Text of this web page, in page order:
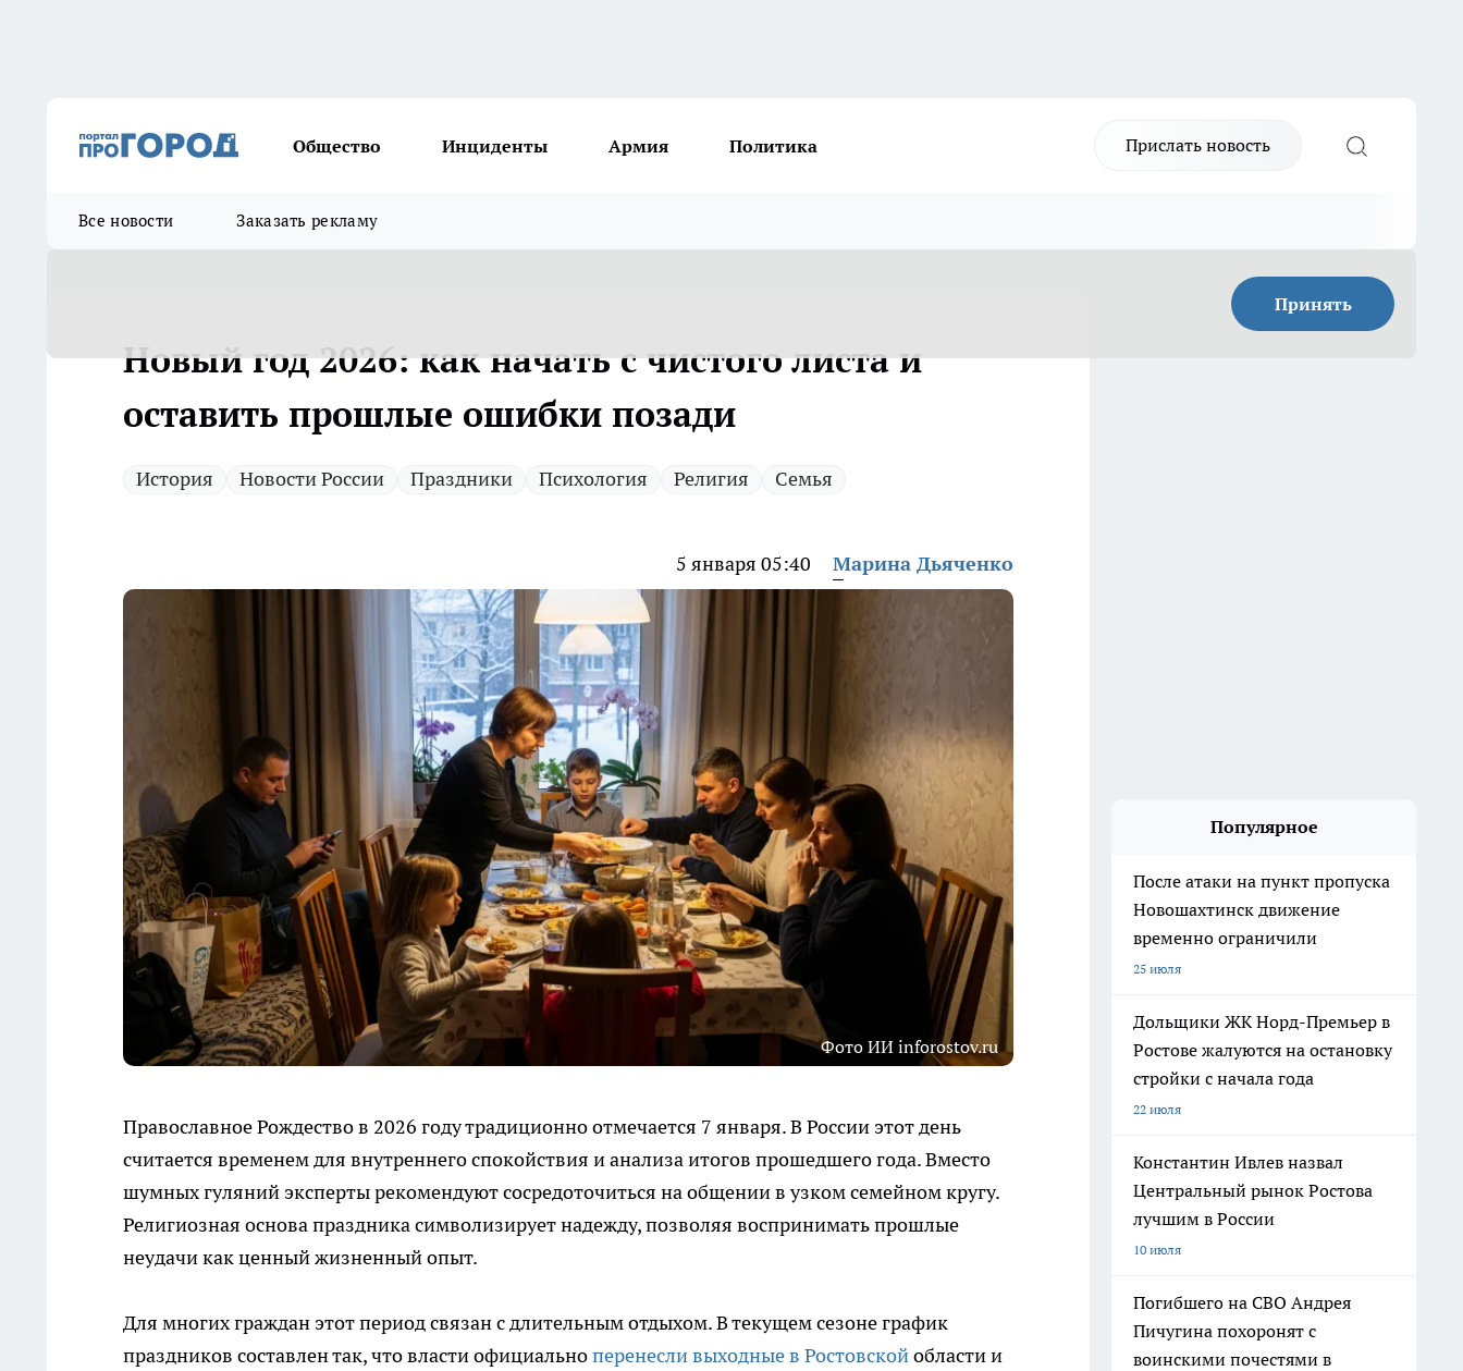
Общество Инциденты Армия Политика Прислать новость
Все новости Заказать рекламу
Принять
Новый год 2026: как начать с чистого листа и
оставить прошлые ошибки позади
История Новости России Праздники Психология Религия Семья
5 января 05:40 Марина Дьяченко
Фото ИИ inforostov.ru
Православное Рождество в 2026 году традиционно отмечается 7 января. В России этот день
считается временем для внутреннего спокойствия и анализа итогов прошедшего года. Вместо
шумных гуляний эксперты рекомендуют сосредоточиться на общении в узком семейном кругу.
Религиозная основа праздника символизирует надежду, позволяя воспринимать прошлые
неудачи как ценный жизненный опыт.
Для многих граждан этот период связан с длительным отдыхом. В текущем сезоне график
праздников составлен так, что власти официальноперенесли выходные в Ростовскойобласти и
Популярное
После атаки на пункт пропуска
Новошахтинск движение
временно ограничили
25 июля
Дольщики ЖК Норд-Премьер в
Ростове жалуются на остановку
стройки с начала года
22 июля
Константин Ивлев назвал
Центральный рынок Ростова
лучшим в России
10 июля
Погибшего на СВО Андрея
Пичугина похоронят с
воинскими почестями в